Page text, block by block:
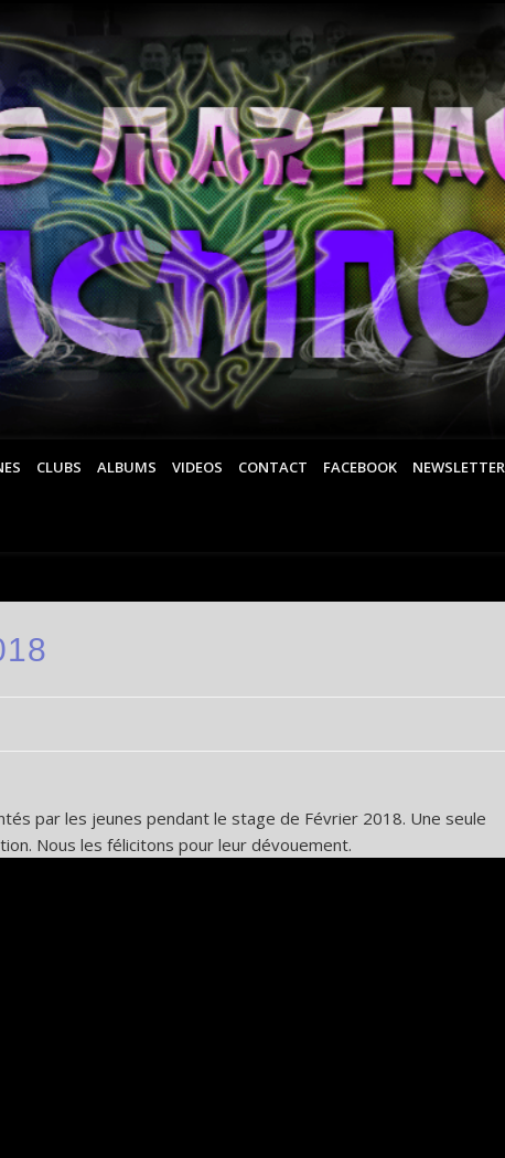
CLUBS ALBUMS VIDEOS CONTACT FACEBOOK NEWSLETTER
par les jeunes pendant le stage de Février 2018. Une seule
Nous les félicitons pour leur dévouement.